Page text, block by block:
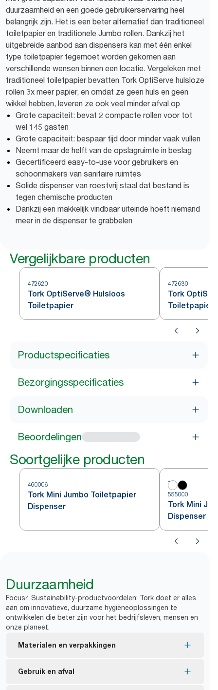
duurzaamheid en een goede gebruikerservaring heel
belangrijk zijn. Het is een beter alternatief dan traditioneel
toiletpapier en traditionele Jumbo rollen. Dankzij het
uitgebreide aanbod aan dispensers kan met één enkel
type toiletpapier tegemoet worden gekomen aan
verschillende wensen binnen een locatie. Vergeleken met
traditioneel toiletpapier bevatten Tork OptiServe hulsloze
rollen 3x meer papier, en omdat ze geen huls en geen
wikkel hebben, leveren ze ook veel minder afval op
Grote capaciteit: bevat 2 compacte rollen voor tot
wel 145 gasten
Grote capaciteit: bespaar tijd door minder vaak vullen
Neemt maar de helft van de opslagruimte in beslag
Gecertificeerd easy-to-use voor gebruikers en
schoonmakers van sanitaire ruimtes
Solide dispenser van roestvrij staal dat bestand is
tegen chemische producten
Dankzij een makkelijk vindbaar uiteinde hoeft niemand
meer in de dispenser te grabbelen
Vergelijkbare producten
472620
Tork OptiServe® Hulsloos
Toiletpapier
472630
Tork
Toiletpapier
Productspecificaties
Bezorgingsspecificaties
Downloaden
Beoordelingen
Soortgelijke producten
460006
Tork Mini Jumbo Toiletpapier
Dispenser
555000
Tork Mini
Dispenser
Duurzaamheid
Focus4 Sustainability-productvoordelen: Tork doet er alles
aan om innovatieve, duurzame hygiëneoplossingen te
ontwikkelen die beter zijn voor het bedrijfsleven, mensen en
onze planeet.
Materialen en verpakkingen
FSC®-gecertificeerde vullingen: gemaakt van
Gebruik en afval